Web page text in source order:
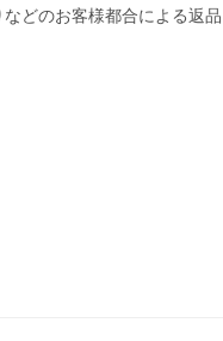
どのお客様都合による返